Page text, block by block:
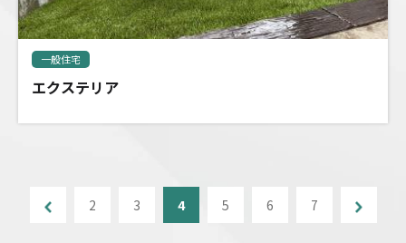
一般住宅
エクステリア
2 3 4 5 6 7